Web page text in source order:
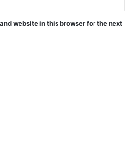
website in this browser for the next